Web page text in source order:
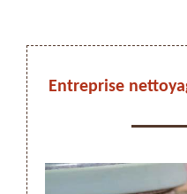
Entreprise